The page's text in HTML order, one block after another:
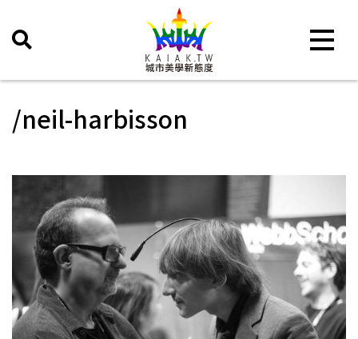
Toggle
/neil-harbisson